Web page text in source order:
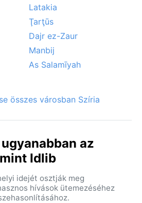
Latakia
Ţarţūs
Dajr ez-Zaur
Manbij
As Salamīyah
összes városban Szíria
az
Idlib
idejét osztják meg
hívások ütemezéséhez